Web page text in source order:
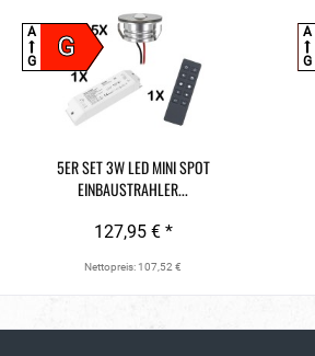
G
A
G
5ER SET 3W LED MINI SPOT
EINBAUSTRAHLER...
127,95 € *
Nettopreis: 107,52 €
A
G